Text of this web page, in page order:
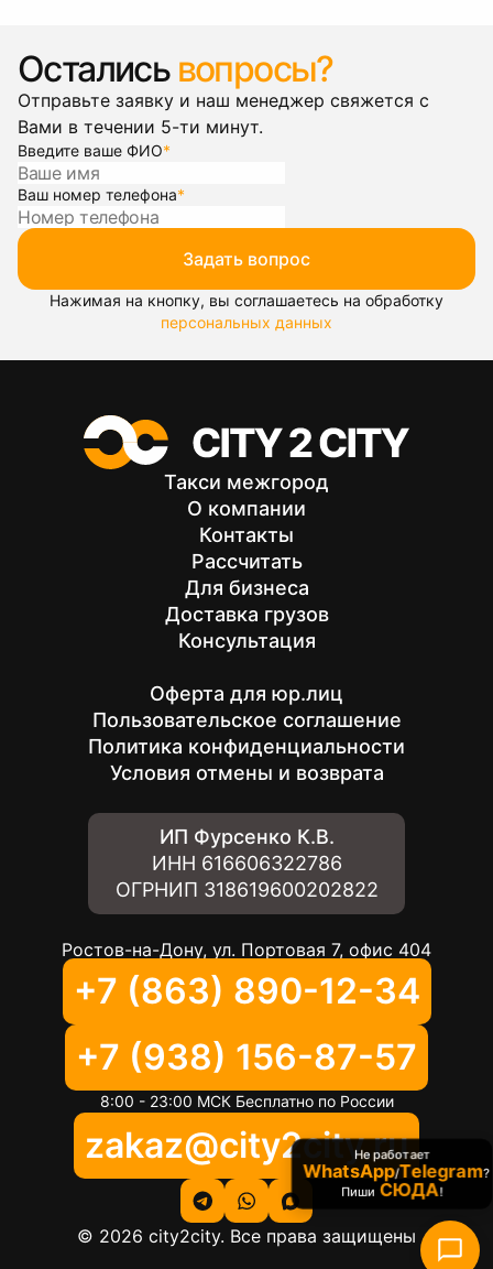
Остались вопросы?
Отправьте заявку и наш менеджер свяжется с
Вами в течении 5-ти минут.
Введите ваше ФИО*
Ваш номер телефона*
Задать вопрос
Нажимая на кнопку, вы соглашаетесь на обработку
персональных данных
Такси межгород
О компании
Контакты
Рассчитать
Для бизнеса
Доставка грузов
Консультация
Оферта для юр.лиц
Пользовательское соглашение
Политика конфиденциальности
Условия отмены и возврата
ИП Фурсенко К.В.
ИНН 616606322786
ОГРНИП 318619600202822
Ростов-на-Дону, ул. Портовая 7, офис 404
+7 (863) 890-12-34
+7 (938) 156-87-57
8:00 - 23:00 МСК Бесплатно по России
zakaz@city2city.ru
© 2026 city2city. Все права защищены
Не работает
WhatsApp/Telegram?
Пиши СЮДА!